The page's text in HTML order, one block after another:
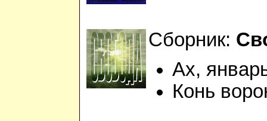
Сборник:
Ах,
Конь